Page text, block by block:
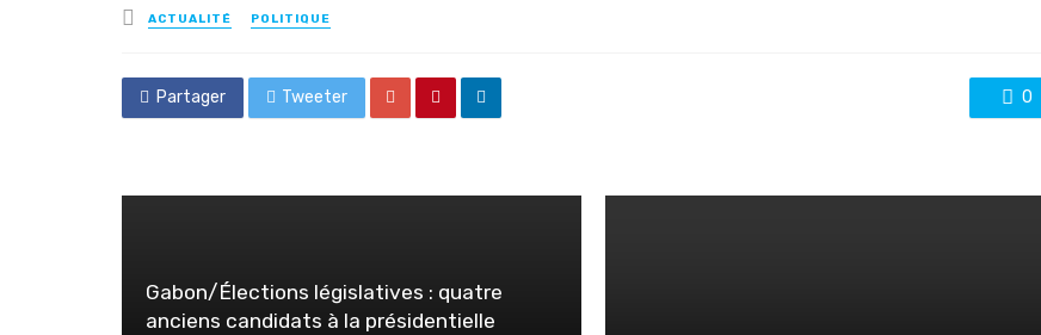
Posted
in
ACTUALITÉ POLITIQUE
Partager Tweeter 0
Gabon/Élections législatives : quatre
anciens candidats à la présidentielle